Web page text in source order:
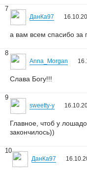
7
ДанКа97
а вам всем спасибо за
8
Anna_Morgan
Слава Богу!!!
9
sweetty-y
Главное, чтоб у
закончилось))
10
ДанКа97